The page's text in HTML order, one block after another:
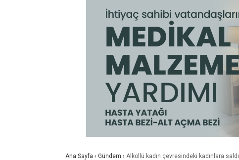
Ana Sayfa › Gündem › Alkollü kadın çevresindeki kadınlara